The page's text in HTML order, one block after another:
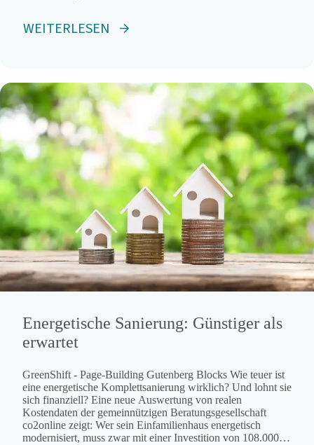
WEITERLESEN
Energetische Sanierung: Günstiger als
erwartet
GreenShift - Page-Building Gutenberg Blocks Wie teuer ist
eine energetische Komplettsanierung wirklich? Und lohnt sie
sich finanziell? Eine neue Auswertung von realen
Kostendaten der gemeinnützigen Beratungsgesellschaft
co2online zeigt: Wer sein Einfamilienhaus energetisch
modernisiert, muss zwar mit einer Investition von 108.000